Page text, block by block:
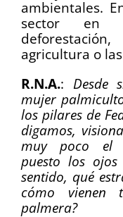
ambientales.
sector en
agricultura o
R.N.A.: Desde
mujer
los pilares de
digamos,
muy poco el
puesto los
sentido, qué
cómo vienen
palmera?